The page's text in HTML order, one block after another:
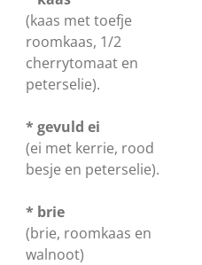
(kaas met toefje
roomkaas, 1/2
cherrytomaat en
peterselie).
* gevuld ei
(ei met kerrie, rood
besje en peterselie).
* brie
(brie, roomkaas en
walnoot)